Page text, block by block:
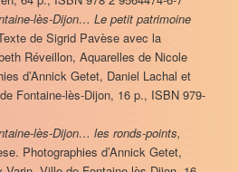
lès-Dijon… Le petit patrimoine
de Sigrid Pavèse avec la
Réveillon, Aquarelles de Nicole
d’Annick Getet, Daniel Lachal et
Fontaine-lès-Dijon, 16 p., ISBN 979-
lès-Dijon… les ronds-points,
Photographies d’Annick Getet,